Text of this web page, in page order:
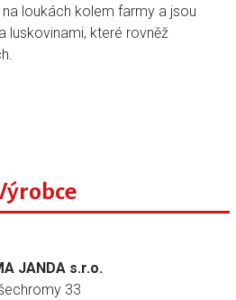
loukách kolem farmy a jsou
luskovinami, které rovněž
JANDA s.r.o.
33